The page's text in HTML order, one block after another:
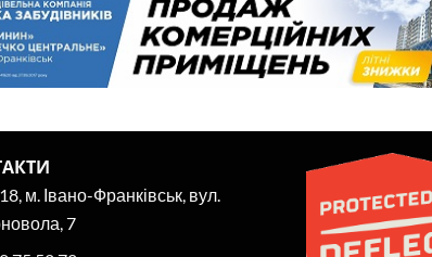
м. Івано-Франківськ, вул.
7